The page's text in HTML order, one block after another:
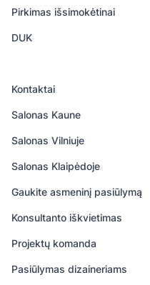
Pirkimas išsimokėtinai
DUK
Kontaktai
Salonas Kaune
Salonas Vilniuje
Salonas Klaipėdoje
Gaukite asmeninį pasiūlymą
Konsultanto iškvietimas
Projektų komanda
Pasiūlymas dizaineriams